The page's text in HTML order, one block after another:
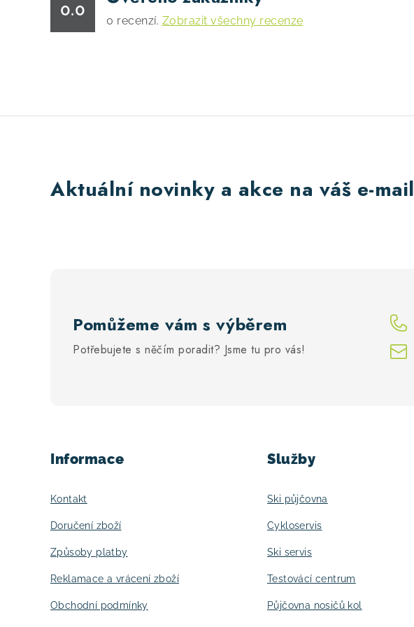
0.0
0 recenzí. Zobrazit všechny recenze
Aktuální novinky a akce na váš e-mail
Pomůžeme vám s výběrem
Potřebujete s něčím poradit? Jsme tu pro vás!
Informace
Kontakt
Doručení zboží
Způsoby platby
Reklamace a vrácení zboží
Obchodní podmínky
Služby
Ski půjčovna
Cykloservis
Ski servis
Testovácí centrum
Půjčovna nosičů kol